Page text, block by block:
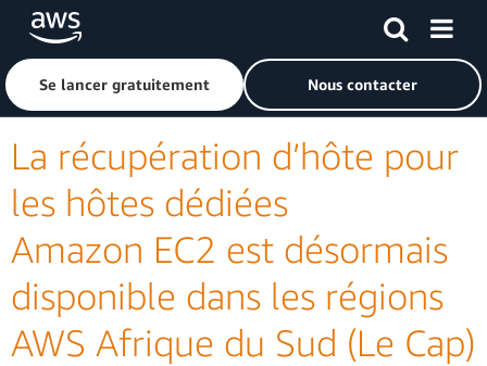
Passer au contenu principal
Cliquer ici pour revenir à la page d'accueil d'Amazon Web
Se lancer gratuitement Nous contacter
La récupération d’hôte pour
les hôtes dédiées
Amazon EC2 est désormais
disponible dans les régions
AWS Afrique du Sud (Le Cap)